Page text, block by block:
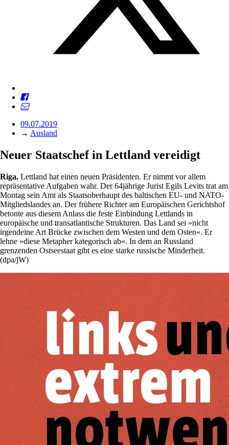
09.07.2019
→ Ausland
Neuer Staatschef in Lettland vereidigt
Riga. Lettland hat einen neuen Präsidenten. Er nimmt vor allem
repräsentative Aufgaben wahr. Der 64jährige Jurist Egils Levits trat am
Montag sein Amt als Staatsoberhaupt des baltischen EU- und NATO-
Mitgliedslandes an. Der frühere Richter am Europäischen Gerichtshof
betonte aus diesem Anlass die feste Einbindung Lettlands in
europäische und transatlantische Strukturen. Das Land sei »nicht
irgendeine Art Brücke zwischen dem Westen und dem Osten«. Er
lehne »diese Metapher kategorisch ab«. In dem an Russland
grenzenden Ostseestaat gibt es eine starke russische Minderheit.
(dpa/jW)